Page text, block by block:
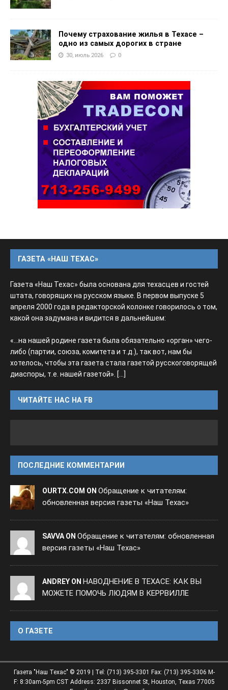
Почему страхование жилья в Техасе –
одно из самых дорогих в стране
30, июль 2026 0
ГАЗЕТА «НАШ ТЕХАС»
Газета «Наш Техас» была основана для техасцев и гостей
штата, говорящих на русском языке. В первом выпуске 5
апреля 2000 года в редакторской колонке говорилось о том,
какой она задумана и видится в дальнейшем:
«...на нашей родине газета была обязательно «орган» чего-
либо (партии, союза, комитета и т.д.), так вот, нам бы
хотелось, чтобы эта газета стала газетой русскоговорящей
диаспоры, т.е. нашей газетой». [...]
ЧИТАЙТЕ НАС НА FB
ПОСЛЕДНИЕ КОММЕНТАРИИ
OURTX.COM ON Обращение к читателям:
обновленная версия газеты «Наш Техас»
SAVVA ON Обращение к читателям: обновленная
версия газеты «Наш Техас»
ANDREY ON НАВОДНЕНИЕ В ТЕХАСЕ: КАК ВЫ
МОЖЕТЕ ПОМОЧЬ ЛЮДЯМ В КЕРРВИЛЛЕ
O ГАЗЕТЕ
Газета "Наш Техас" © 2019 | Tel: (713) 395-3301 Fax: (713) 395-3306 M-
F: 8:30am-5pm CST Address: 2337 Bissonnet St, Houston, Texas 77005